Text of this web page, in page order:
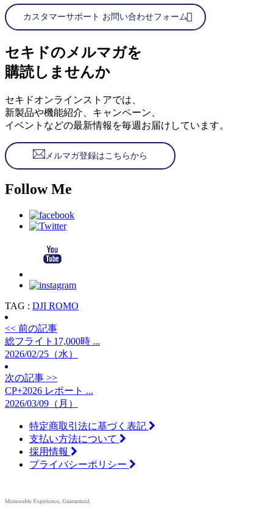
カスタマーサポート お問い合わせフォーム
セキドのメルマガを
購読しませんか
セキドオンラインストアでは、
新製品や機能紹介、キャンペーン、
イベントなどの最新情報を毎週お届けしています。
メルマガ登録はこちらから
Follow Me
TAG : DJI ROMO
<< 前の記事
総フライト17,000時 ...
2026/02/25（水）
次の記事 >>
CP+2026 レポート ...
2026/03/09（月）
特定商取引法に基づく表記
支払い方法について
採用情報
プライバシーポリシー